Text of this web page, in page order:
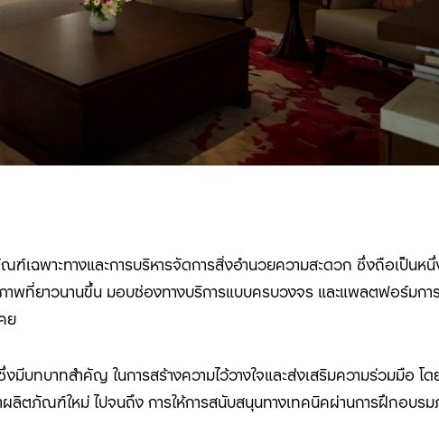
ฉพาะทางและการบริหารจัดการสิ่งอำนวยความสะดวก ซึ่งถือเป็นหนึ่
พที่ยาวนานขึ้น มอบช่องทางบริการแบบครบวงจร และแพลตฟอร์มกา
ย
ทบาทสำคัญ ในการสร้างความไว้วางใจและส่งเสริมความร่วมมือ โ
ผลิตภัณฑ์ใหม่ ไปจนถึง การให้การสนับสนุนทางเทคนิคผ่านการฝึกอบรม